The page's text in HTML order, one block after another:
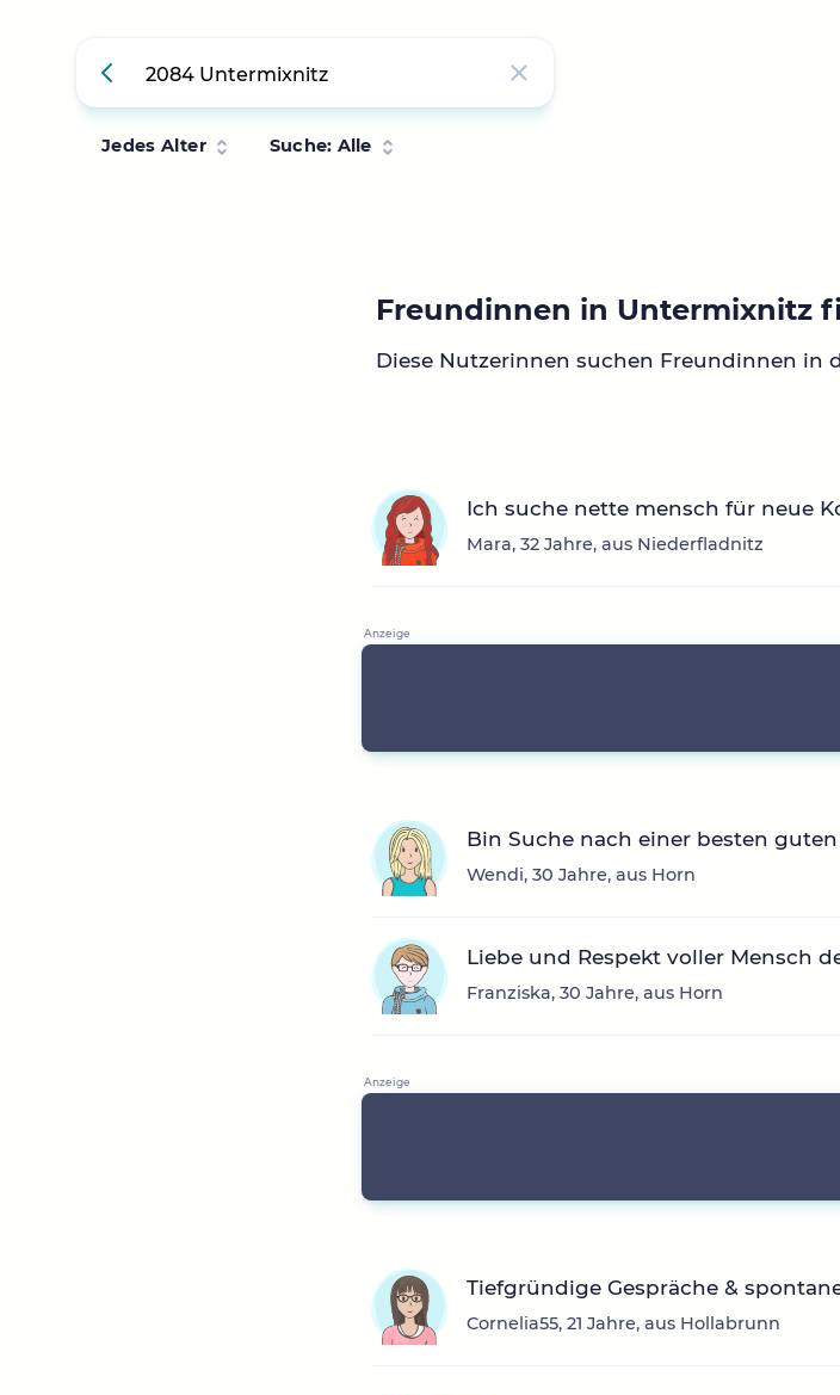
Jedes Alter Suche: Alle
Freundinnen in Untermixnitz
Diese Nutzerinnen suchen Freundinnen in
Ich suche nette mensch für neue
Mara, 32 Jahre, aus Niederfladnitz
Bin Suche nach einer besten
Wendi, 30 Jahre, aus Horn
Liebe und Respekt voller Mensch
Franziska, 30 Jahre, aus Horn
Tiefgründige Gespräche &
Cornelia55, 21 Jahre, aus Hollabrunn